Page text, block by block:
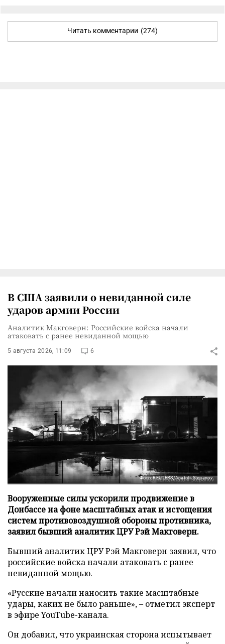
Читать комментарии (274)
В США заявили о невиданной силе
ударов армии России
Аналитик Макговерн: Российские войска начали
атаковать с ранее невиданной мощью
5 августа 2026, 11:09 6
Фото: REUTERS/Anatolii Stepanov
Вооруженные силы ускорили продвижение в
Донбассе на фоне масштабных атак и истощения
систем противовоздушной обороны противника,
заявил бывший аналитик ЦРУ Рэй Макговерн.
Бывший аналитик ЦРУ Рэй Макговерн заявил, что
российские войска начали атаковать с ранее
невиданной мощью.
«Русские начали наносить такие масштабные
удары, каких не было раньше», – отметил эксперт
в эфире YouTube-канала.
Он добавил, что украинская сторона испытывает